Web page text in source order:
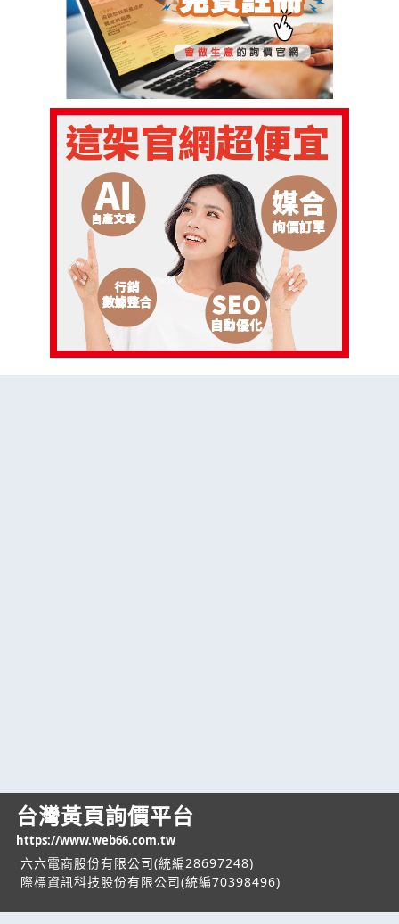
台灣黃頁詢價平台
https://www.web66.com.tw
六六電商股份有限公司(統編28697248)
際標資訊科技股份有限公司(統編70398496)